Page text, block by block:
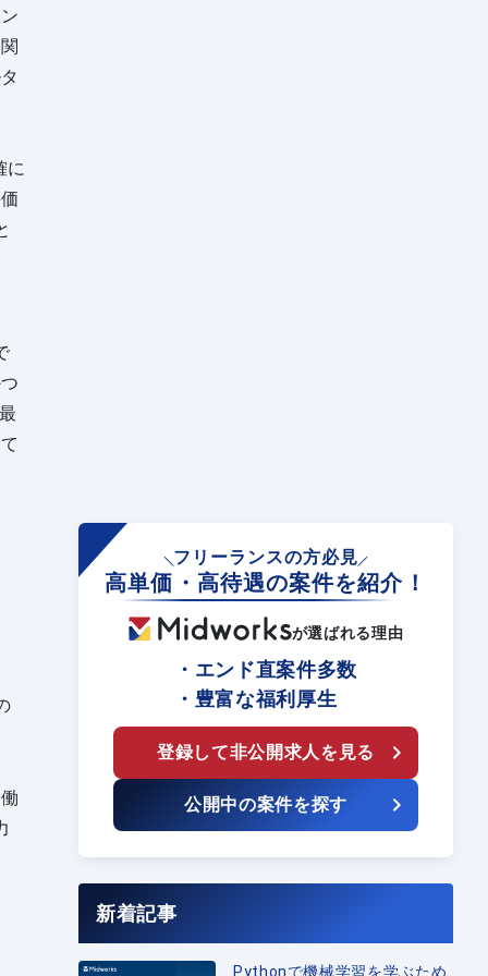
に
高単価・高待遇の案件を紹介！
フリーランスの方必見
が選ばれる理由
・エンド直案件多数
・豊富な福利厚生
登録して非公開求人を見る
公開中の案件を探す
新着記事
Pythonで機械学習を学ぶため